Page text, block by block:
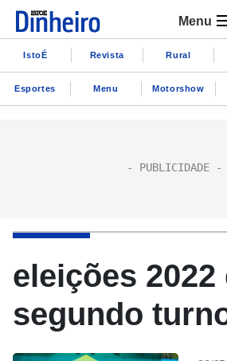
Menu
IstoÉ Revista Rural
Esportes Menu Motorshow
eleições 2022
segundo